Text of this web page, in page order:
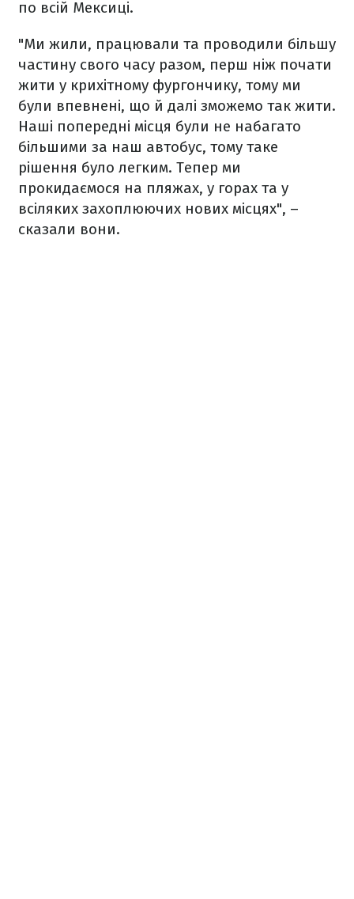
по всій Мексиці.
"Ми жили, працювали та проводили більшу
частину свого часу разом, перш ніж почати
жити у крихітному фургончику, тому ми
були впевнені, що й далі зможемо так жити.
Наші попередні місця були не набагато
більшими за наш автобус, тому таке
рішення було легким. Тепер ми
прокидаємося на пляжах, у горах та у
всіляких захоплюючих нових місцях", –
сказали вони.